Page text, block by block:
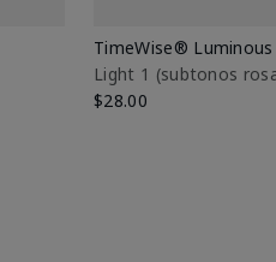
TimeWise®
Light 1​ (subtonos
$28.00